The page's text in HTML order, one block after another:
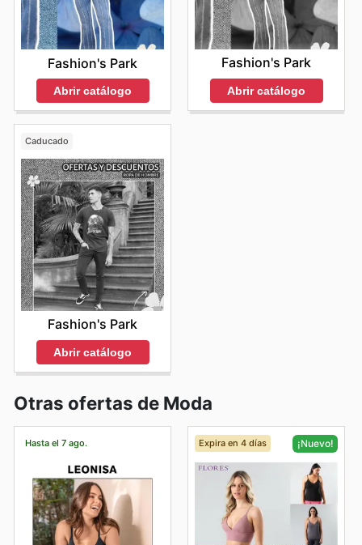
Fashion's Park
Abrir catálogo
Fashion's Park
Abrir catálogo
Caducado
Fashion's Park
Abrir catálogo
Otras ofertas de Moda
Hasta el 7 ago. Expira en 4 días ¡Nuevo!